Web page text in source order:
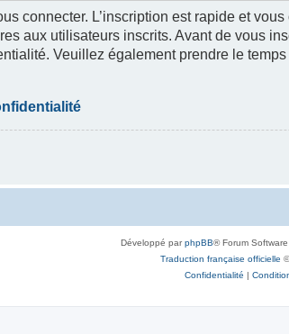
connecter. L’inscription est rapide et
aux utilisateurs inscrits. Avant de vous
Veuillez également prendre le
Développé parphpBB® Forum
Traduction française officielle
Confidentialité |